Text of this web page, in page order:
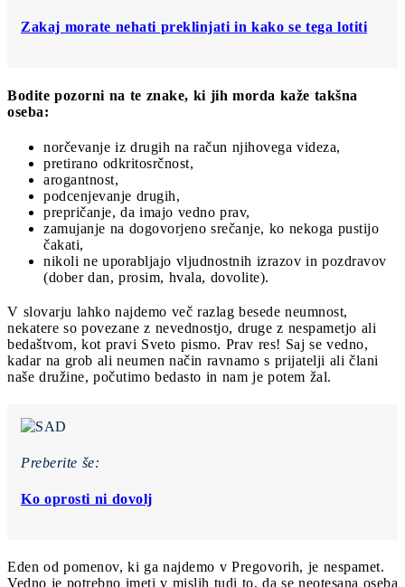
Zakaj morate nehati preklinjati in kako se tega lotiti
Bodite pozorni na te znake, ki jih morda kaže takšna
oseba:
norčevanje iz drugih na račun njihovega videza,
pretirano odkritosrčnost,
arogantnost,
podcenjevanje drugih,
prepričanje, da imajo vedno prav,
zamujanje na dogovorjeno srečanje, ko nekoga pustijo
čakati,
nikoli ne uporabljajo vljudnostnih izrazov in pozdravov
(dober dan, prosim, hvala, dovolite).
V slovarju lahko najdemo več razlag besede neumnost,
nekatere so povezane z nevednostjo, druge z nespametjo ali
bedaštvom, kot pravi Sveto pismo. Prav res! Saj se vedno,
kadar na grob ali neumen način ravnamo s prijatelji ali člani
naše družine, počutimo bedasto in nam je potem žal.
Preberite še:
Ko oprosti ni dovolj
Eden od pomenov, ki ga najdemo v Pregovorih, je nespamet.
Vedno je potrebno imeti v mislih tudi to, da se neotesana oseba